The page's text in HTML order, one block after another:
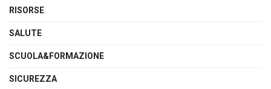
RISORSE
SALUTE
SCUOLA&FORMAZIONE
SICUREZZA